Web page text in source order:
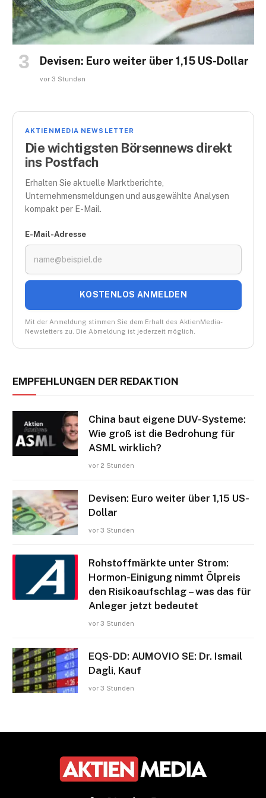
Devisen: Euro weiter über 1,15 US-Dollar
vor 3 Stunden
AKTIENMEDIA NEWSLETTER
Die wichtigsten Börsennews direkt
ins Postfach
Erhalten Sie aktuelle Marktberichte,
Unternehmensmeldungen und ausgewählte Analysen
kompakt per E-Mail.
E-Mail-Adresse
KOSTENLOS ANMELDEN
Mit der Anmeldung stimmen Sie dem Erhalt des AktienMedia-
Newsletters zu. Die Abmeldung ist jederzeit möglich.
EMPFEHLUNGEN DER REDAKTION
China baut eigene DUV-Systeme:
Wie groß ist die Bedrohung für
ASML wirklich?
vor 2 Stunden
Devisen: Euro weiter über 1,15 US-
Dollar
vor 3 Stunden
Rohstoffmärkte unter Strom:
Hormon-Einigung nimmt Ölpreis
den Risikoaufschlag – was das für
Anleger jetzt bedeutet
vor 3 Stunden
EQS-DD: AUMOVIO SE: Dr. Ismail
Dagli, Kauf
vor 3 Stunden